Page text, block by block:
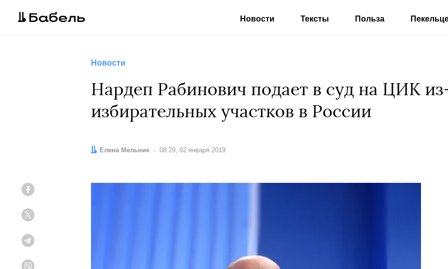
Новости Тексты Польза
Новости
Нардеп Рабинович подает в суд на ЦИК
избирательных участков в России
Автор:
Елена Мельник Дата:
08:29, 02 января 2019